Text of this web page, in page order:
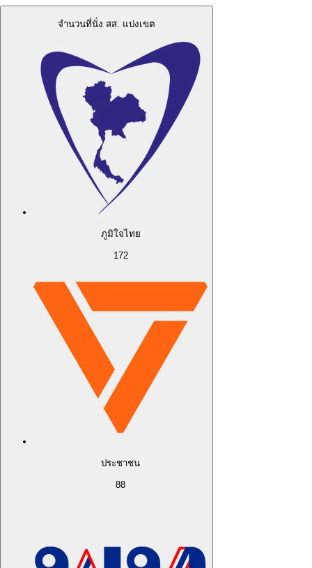
จำนวนที่นั่ง สส. แบ่งเขต
ภูมิใจไทย
172
ประชาชน
88